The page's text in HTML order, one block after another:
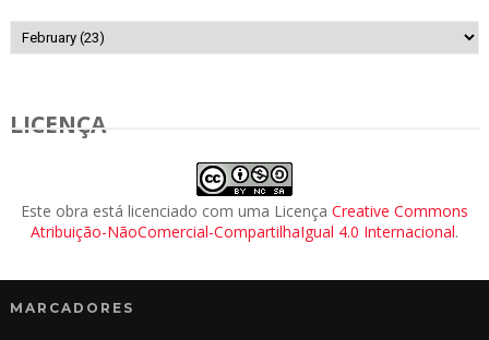
LICENÇA
Este obra está licenciado com uma Licença Creative Commons
Atribuição-NãoComercial-CompartilhaIgual 4.0 Internacional.
MARCADORES